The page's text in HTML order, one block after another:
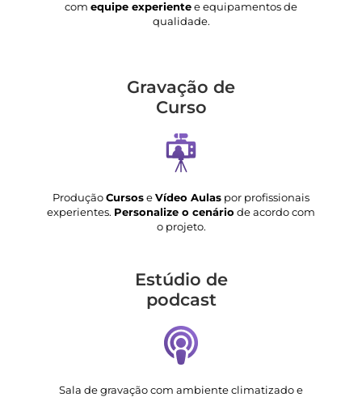
com equipe experientee equipamentos de
qualidade.
Gravação de
Curso
ProduçãoCursoseVídeo Aulas por profissionais
experientes. Personalize o cenário de acordo com
o projeto.
Estúdio de
podcast
Sala de gravação com ambiente climatizado e